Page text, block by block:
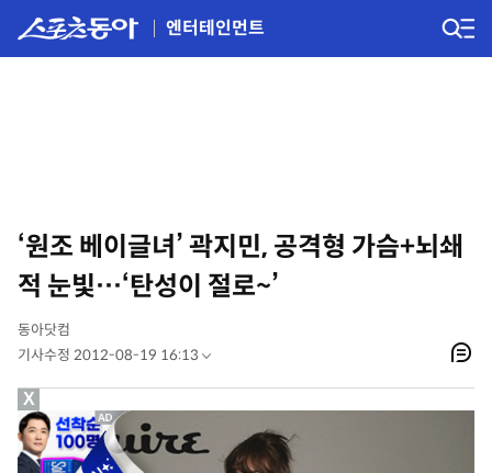
엔터테인먼트
‘원조 베이글녀’ 곽지민, 공격형 가슴+뇌쇄
적 눈빛…‘탄성이 절로~’
동아닷컴
기사수정 2012-08-19 16:13
X